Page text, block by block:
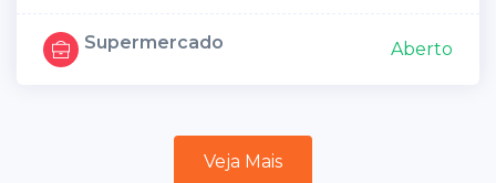
Supermercado Aberto
Veja Mais